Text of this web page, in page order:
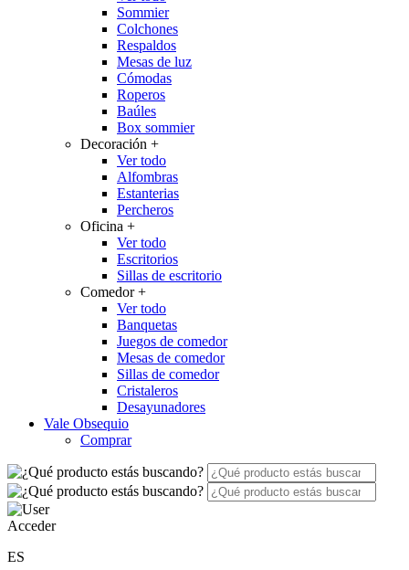
Sommier
Colchones
Respaldos
Mesas de luz
Cómodas
Roperos
Baúles
Box sommier
Decoración +
Ver todo
Alfombras
Estanterias
Percheros
Oficina +
Ver todo
Escritorios
Sillas de escritorio
Comedor+
Ver todo
Banquetas
Juegos de comedor
Mesas de comedor
Sillas de comedor
Cristaleros
Desayunadores
Vale Obsequio
Comprar
Acceder
ES